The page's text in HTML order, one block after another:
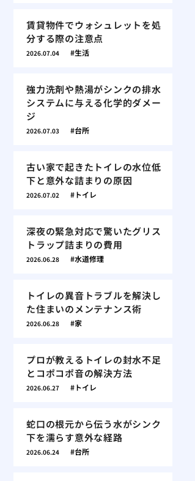
賃貸物件でウォシュレットを処
分する際の注意点
2026.07.04 生活
強力洗剤や熱湯がシンクの排水
システムに与える化学的ダメー
ジ
2026.07.03 台所
古い家で起きたトイレの水位低
下と意外な詰まりの原因
2026.07.02 トイレ
深夜の緊急対応で驚いたグリス
トラップ詰まりの費用
2026.06.28 水道修理
トイレの異音トラブルを解決し
た住まいのメンテナンス術
2026.06.28 家
プロが教えるトイレの封水不足
とコポコポ音の解決方法
2026.06.27 トイレ
蛇口の根元から伝う水がシンク
下を濡らす意外な経路
2026.06.24 台所